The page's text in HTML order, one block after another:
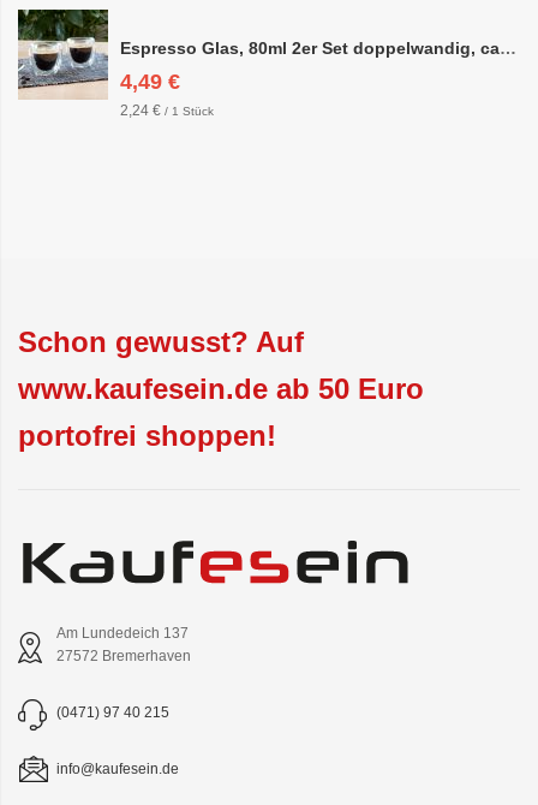
Espresso Glas, 80ml 2er Set doppelwandig, ca. 6,3 x 6,4cm
4,49 €
2,24 € / 1 Stück
Schon gewusst? Auf
www.kaufesein.de ab 50 Euro
portofrei shoppen!
Am Lundedeich 137
27572 Bremerhaven
(0471) 97 40 215
info@kaufesein.de